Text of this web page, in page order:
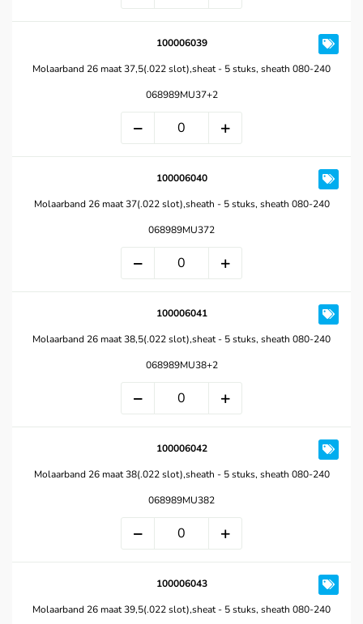
100006039
Molaarband 26 maat 37,5(.022 slot),sheat - 5 stuks, sheath 080-240
068989MU37+2
100006040
Molaarband 26 maat 37(.022 slot),sheath - 5 stuks, sheath 080-240
068989MU372
100006041
Molaarband 26 maat 38,5(.022 slot),sheat - 5 stuks, sheath 080-240
068989MU38+2
100006042
Molaarband 26 maat 38(.022 slot),sheath - 5 stuks, sheath 080-240
068989MU382
100006043
Molaarband 26 maat 39,5(.022 slot),sheat - 5 stuks, sheath 080-240